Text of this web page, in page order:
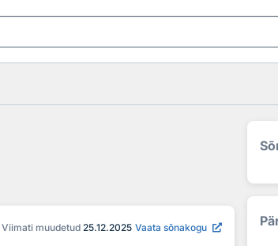
Viimati muudetud 25.12.2025 Vaata sõnakogu